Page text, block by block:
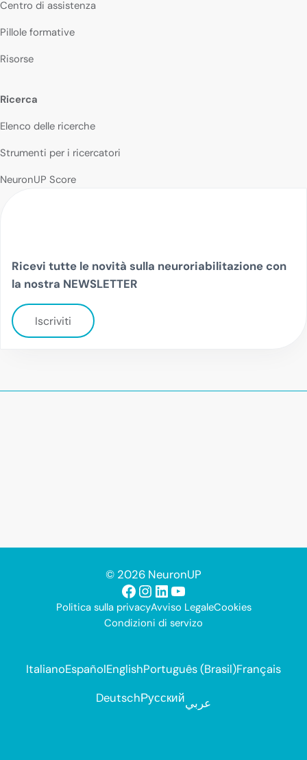
Centro di assistenza
Pillole formative
Risorse
Ricerca
Elenco delle ricerche
Strumenti per i ricercatori
NeuronUP Score
Ricevi tutte le novità sulla neuroriabilitazione con
la nostra NEWSLETTER
Iscriviti
© 2026 NeuronUP
Facebook
Instagram
LinkedIn
YouTube
Politica sulla privacyAvviso LegaleCookies
Condizioni di servizo
ItalianoEspañolEnglishPortuguês (Brasil)Français
DeutschРусскийعربي